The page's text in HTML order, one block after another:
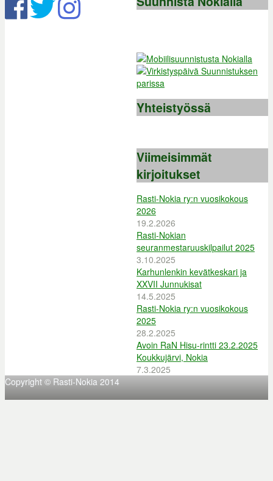
Yhteistyössä
Viimeisimmät
kirjoitukset
Rasti-Nokia ry:n vuosikokous
2026
19.2.2026
Rasti-Nokian
seuranmestaruuskilpailut 2025
3.10.2025
Karhunlenkin kevätkeskari ja
XXVII Junnukisat
14.5.2025
Rasti-Nokia ry:n vuosikokous
2025
28.2.2025
Avoin RaN Hisu-rintti 23.2.2025
Koukkujärvi, Nokia
7.3.2025
Copyright © Rasti-Nokia 2014